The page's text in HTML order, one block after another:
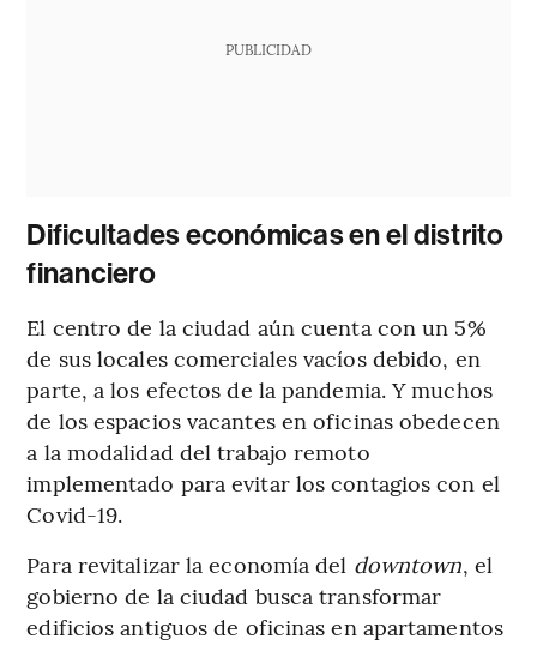
PUBLICIDAD
Dificultades económicas en el distrito
financiero
El centro de la ciudad aún cuenta con un 5%
de sus locales comerciales vacíos debido, en
parte, a los efectos de la pandemia. Y muchos
de los espacios vacantes en oficinas obedecen
a la modalidad del trabajo remoto
implementado para evitar los contagios con el
Covid-19.
Para revitalizar la economía del downtown, el
gobierno de la ciudad busca transformar
edificios antiguos de oficinas en apartamentos